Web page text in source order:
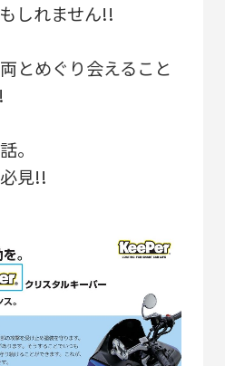
しれません!!
とめぐり会えること
。
見!!